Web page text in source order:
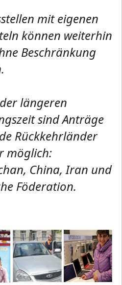
mit eigenen
können weiterhin
Beschränkung
längeren
sind Anträge
Rückkehrländer
möglich:
China, Iran und
Föderation.